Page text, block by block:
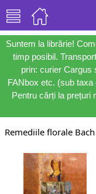
Suntem la librărie!
timp posibil.
prin: curier Cargus
FANbox etc. (sub
Pentru cărți la prețuri
Remediile florale